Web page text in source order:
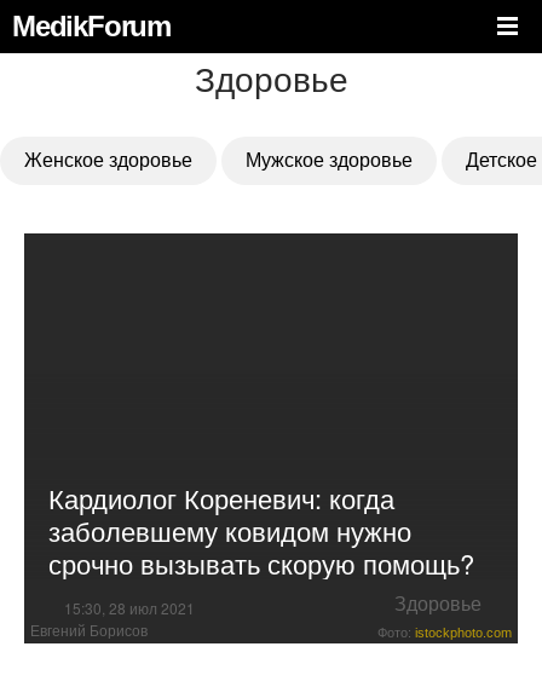
MedikForum
Здоровье
Женское здоровье Мужское здоровье
Кардиолог Кореневич: когда
заболевшему ковидом нужно
срочно вызывать скорую помощь?
15:30, 28 июл 2021 Здоровье
Евгений Борисов Фото: istockphoto.com